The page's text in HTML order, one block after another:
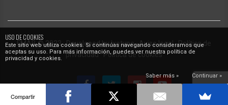
USO DE COOKIES
Este sitio web utiliza cookies. Si continúas navegando consideramos que
aceptas su uso. Para más información, puedes ver nuestra política de
privacidad y cookies.
Saber más » Continuar »
FMAB© 2023·Developed byIxotype·Aviso legal·Política de
privacidad·Política de cookies
Compartir